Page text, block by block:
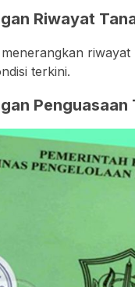
Riwayat
terkini.